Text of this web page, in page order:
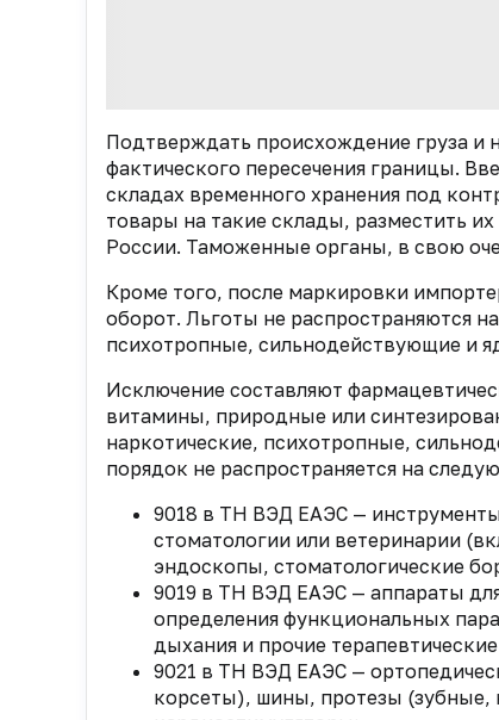
Подтверждать происхождение груза
фактического пересечения границы.
складах временного хранения под
товары на такие склады, разместить
России. Таможенные органы, в свою
Кроме того, после маркировки
оборот. Льготы не распространяются
психотропные, сильнодействующие и
Исключение составляют
витамины, природные или
наркотические, психотропные,
порядок не распространяется на
9018 в ТН ВЭД ЕАЭС —
стоматологии или ветеринарии
эндоскопы, стоматологические
9019 в ТН ВЭД ЕАЭС — аппараты
определения функциональных
дыхания и прочие
9021 в ТН ВЭД ЕАЭС —
корсеты), шины, протезы (зубные,